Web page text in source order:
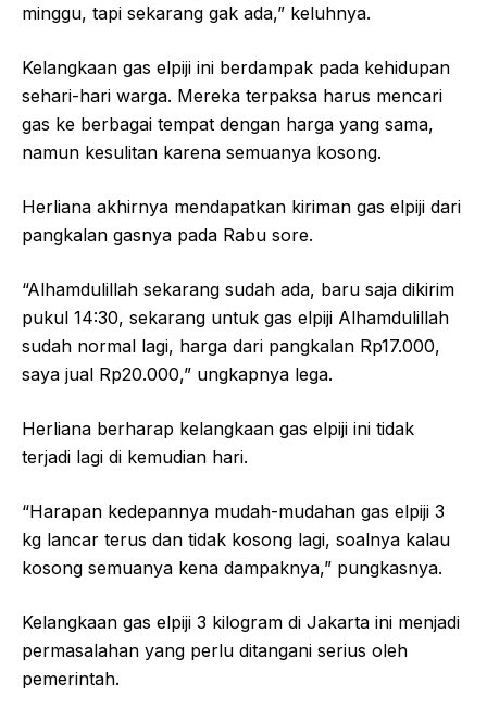
minggu, tapi sekarang gak ada,” keluhnya.
Kelangkaan gas elpiji ini berdampak pada kehidupan
sehari-hari warga. Mereka terpaksa harus mencari
gas ke berbagai tempat dengan harga yang sama,
namun kesulitan karena semuanya kosong.
Herliana akhirnya mendapatkan kiriman gas elpiji dari
pangkalan gasnya pada Rabu sore.
“Alhamdulillah sekarang sudah ada, baru saja dikirim
pukul 14:30, sekarang untuk gas elpiji Alhamdulillah
sudah normal lagi, harga dari pangkalan Rp17.000,
saya jual Rp20.000,” ungkapnya lega.
Herliana berharap kelangkaan gas elpiji ini tidak
terjadi lagi di kemudian hari.
“Harapan kedepannya mudah-mudahan gas elpiji 3
kg lancar terus dan tidak kosong lagi, soalnya kalau
kosong semuanya kena dampaknya,” pungkasnya.
Kelangkaan gas elpiji 3 kilogram di Jakarta ini menjadi
permasalahan yang perlu ditangani serius oleh
pemerintah.